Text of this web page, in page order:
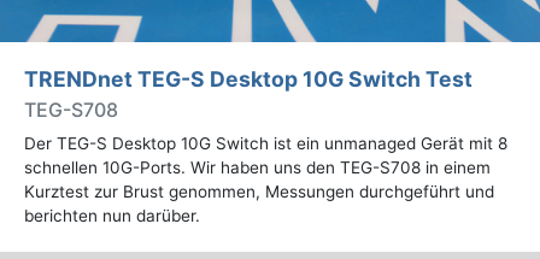
TRENDnet TEG-S Desktop 10G Switch Test
TEG-S708
Der TEG-S Desktop 10G Switch ist ein unmanaged Gerät mit 8
schnellen 10G-Ports. Wir haben uns den TEG-S708 in einem
Kurztest zur Brust genommen, Messungen durchgeführt und
berichten nun darüber.